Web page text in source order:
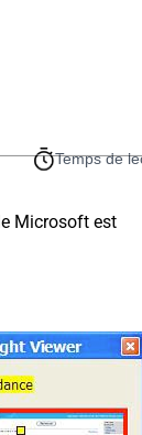
Temps de
Microsoft est